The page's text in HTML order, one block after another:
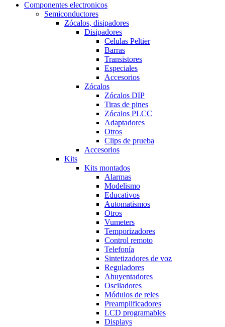
Componentes electronicos
Semiconductores
Zócalos, disipadores
Disipadores
Celulas Peltier
Barras
Transistores
Especiales
Accesorios
Zócalos
Zócalos DIP
Tiras de pines
Zócalos PLCC
Adaptadores
Otros
Clips de prueba
Accesorios
Kits
Kits montados
Alarmas
Modelismo
Educativos
Automatismos
Otros
Vumeters
Temporizadores
Control remoto
Telefonía
Sintetizadores de voz
Reguladores
Ahuyentadores
Osciladores
Módulos de reles
Preamplificadores
LCD programables
Displays